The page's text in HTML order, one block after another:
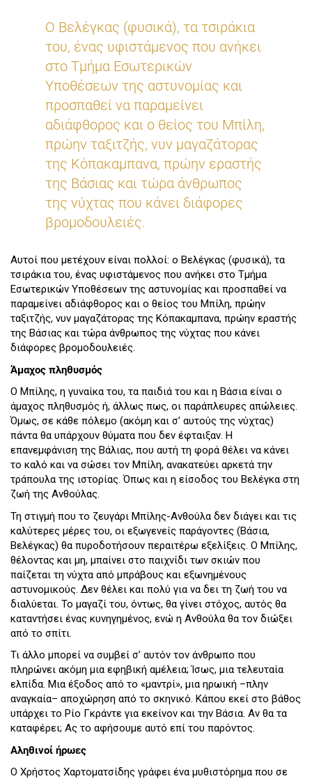
Ο Βελέγκας (φυσικά), τα τσιράκια
του, ένας υφιστάμενος που ανήκει
στο Τμήμα Εσωτερικών
Υποθέσεων της αστυνομίας και
προσπαθεί να παραμείνει
αδιάφθορος και ο θείος του Μπίλη,
πρώην ταξιτζής, νυν μαγαζάτορας
της Κόπακαμπανα, πρώην εραστής
της Βάσιας και τώρα άνθρωπος
της νύχτας που κάνει διάφορες
βρομοδουλειές.
Αυτοί που μετέχουν είναι πολλοί: ο Βελέγκας (φυσικά), τα
τσιράκια του, ένας υφιστάμενος που ανήκει στο Τμήμα
Εσωτερικών Υποθέσεων της αστυνομίας και προσπαθεί να
παραμείνει αδιάφθορος και ο θείος του Μπίλη, πρώην
ταξιτζής, νυν μαγαζάτορας της Κόπακαμπανα, πρώην εραστής
της Βάσιας και τώρα άνθρωπος της νύχτας που κάνει
διάφορες βρομοδουλειές.
Άμαχος πληθυσμός
Ο Μπίλης, η γυναίκα του, τα παιδιά του και η Βάσια είναι ο
άμαχος πληθυσμός ή, άλλως πως, οι παράπλευρες απώλειες.
Όμως, σε κάθε πόλεμο (ακόμη και σ’ αυτούς της νύχτας)
πάντα θα υπάρχουν θύματα που δεν έφταιξαν. Η
επανεμφάνιση της Βάλιας, που αυτή τη φορά θέλει να κάνει
το καλό και να σώσει τον Μπίλη, ανακατεύει αρκετά την
τράπουλα της ιστορίας. Όπως και η είσοδος του Βελέγκα στη
ζωή της Ανθούλας.
Τη στιγμή που το ζευγάρι Μπίλης-Ανθούλα δεν διάγει και τις
καλύτερες μέρες του, οι εξωγενείς παράγοντες (Βάσια,
Βελέγκας) θα πυροδοτήσουν περαιτέρω εξελίξεις. Ο Μπίλης,
θέλοντας και μη, μπαίνει στο παιχνίδι των σκιών που
παίζεται τη νύχτα από μπράβους και εξωνημένους
αστυνομικούς. Δεν θέλει και πολύ για να δει τη ζωή του να
διαλύεται. Το μαγαζί του, όντως, θα γίνει στόχος, αυτός θα
καταντήσει ένας κυνηγημένος, ενώ η Ανθούλα θα τον διώξει
από το σπίτι.
Τι άλλο μπορεί να συμβεί σ’ αυτόν τον άνθρωπο που
πληρώνει ακόμη μια εφηβική αμέλεια; Ίσως, μια τελευταία
ελπίδα. Μια έξοδος από το «μαντρί», μια ηρωική –πλην
αναγκαία– αποχώρηση από το σκηνικό. Κάπου εκεί στο βάθος
υπάρχει το Ρίο Γκράντε για εκείνον και την Βάσια. Αν θα τα
καταφέρει; Ας το αφήσουμε αυτό επί του παρόντος.
Αληθινοί ήρωες
Ο Χρήστος Χαρτοματσίδης γράφει ένα μυθιστόρημα που σε